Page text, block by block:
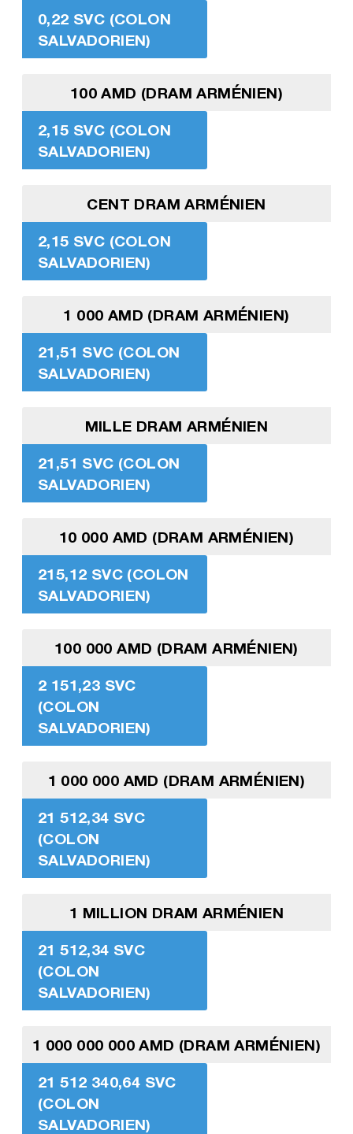
0,22 SVC (COLON
SALVADORIEN)
100 AMD (DRAM ARMÉNIEN)
2,15 SVC (COLON
SALVADORIEN)
CENT DRAM ARMÉNIEN
2,15 SVC (COLON
SALVADORIEN)
1 000 AMD (DRAM ARMÉNIEN)
21,51 SVC (COLON
SALVADORIEN)
MILLE DRAM ARMÉNIEN
21,51 SVC (COLON
SALVADORIEN)
10 000 AMD (DRAM ARMÉNIEN)
215,12 SVC (COLON
SALVADORIEN)
100 000 AMD (DRAM ARMÉNIEN)
2 151,23 SVC
(COLON
SALVADORIEN)
1 000 000 AMD (DRAM ARMÉNIEN)
21 512,34 SVC
(COLON
SALVADORIEN)
1 MILLION DRAM ARMÉNIEN
21 512,34 SVC
(COLON
SALVADORIEN)
1 000 000 000 AMD (DRAM ARMÉNIEN)
21 512 340,64 SVC
(COLON
SALVADORIEN)